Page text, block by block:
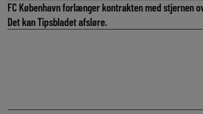
FC København forlænger kontrakten med stjernen
Det kan Tipsbladet afsløre.